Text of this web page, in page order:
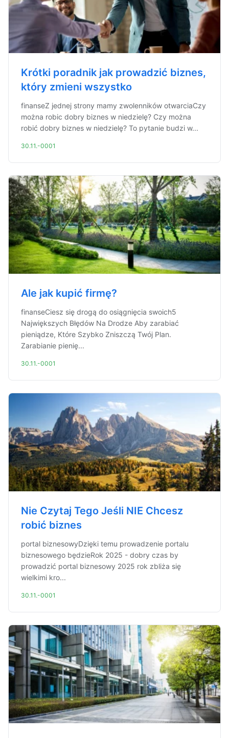
Krótki poradnik jak prowadzić biznes,
który zmieni wszystko
finanseZ jednej strony mamy zwolenników otwarciaCzy
można robic dobry biznes w niedzielę? Czy można
robić dobry biznes w niedzielę? To pytanie budzi w...
30.11.-0001
Ale jak kupić firmę?
finanseCiesz się drogą do osiągnięcia swoich5
Największych Błędów Na Drodze Aby zarabiać
pieniądze, Które Szybko Zniszczą Twój Plan.
Zarabianie pienię...
30.11.-0001
Nie Czytaj Tego Jeśli NIE Chcesz
robić biznes
portal biznesowyDzięki temu prowadzenie portalu
biznesowego będzieRok 2025 - dobry czas by
prowadzić portal biznesowy 2025 rok zbliża się
wielkimi kro...
30.11.-0001